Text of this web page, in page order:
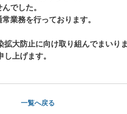
でした。
業務を行っております。
拡大防止に向け取り組んでまいり
上げます。
一覧へ戻る